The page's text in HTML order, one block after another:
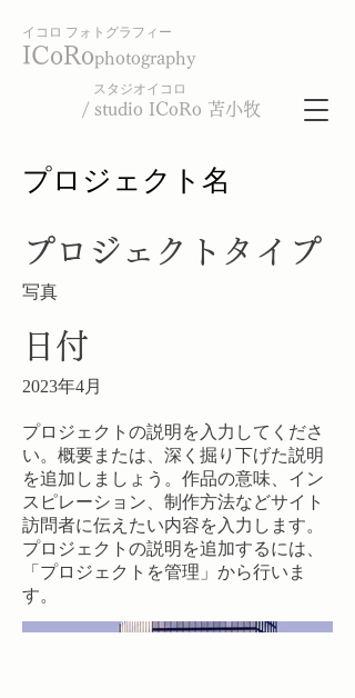
イコロ フォトグラフィー
ICoRophotography
スタジオイコロ
/ studio ICoRo 苫小牧
プロジェクト名
プロジェクトタイプ
写真
日付
2023年4月
プロジェクトの説明を入力してくださ
い。概要または、深く掘り下げた説明
を追加しましょう。作品の意味、イン
スピレーション、制作方法などサイト
訪問者に伝えたい内容を入力します。
プロジェクトの説明を追加するには、
「プロジェクトを管理」から行いま
す。